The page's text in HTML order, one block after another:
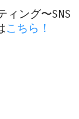
ング〜SNS
こちら！